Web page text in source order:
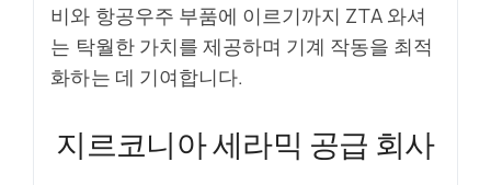
비와 항공우주 부품에 이르기까지 ZTA 와셔
는 탁월한 가치를 제공하며 기계 작동을 최적
화하는 데 기여합니다.
지르코니아 세라믹 공급 회사